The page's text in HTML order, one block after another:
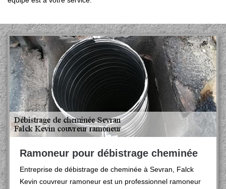
Ramoneur pour débistrage cheminée
Entreprise de débistrage de cheminée à Sevran, Falck
Kevin couvreur ramoneur est un professionnel ramoneur